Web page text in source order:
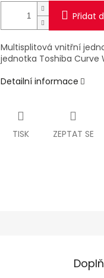
Přidat
Multisplitová vnitřní
jednotka Toshiba Curve
Detailní informace
TISK ZEPTAT SE